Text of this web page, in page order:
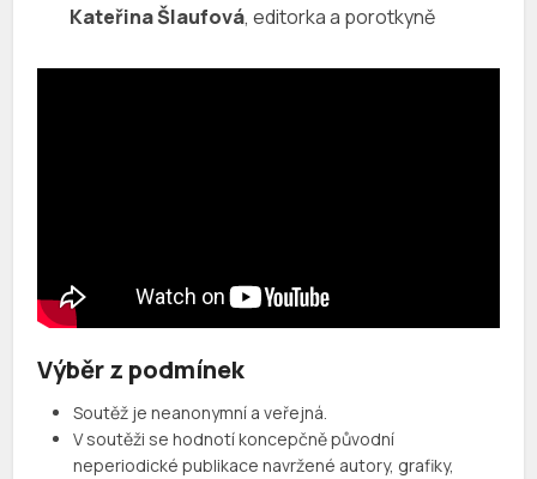
Kateřina Šlaufová, editorka a porotkyně
Výběr z podmínek
Soutěž je neanonymní a veřejná.
V soutěži se hodnotí koncepčně původní
neperiodické publikace navržené autory, grafiky,